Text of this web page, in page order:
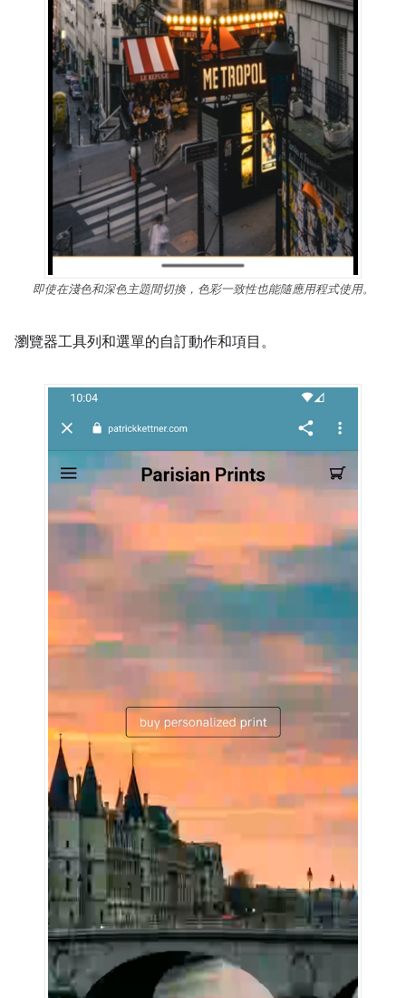
即使在淺色和深色主題間切換，色彩一致性也能隨應用程式使用。
瀏覽器工具列和選單的自訂動作和項目。